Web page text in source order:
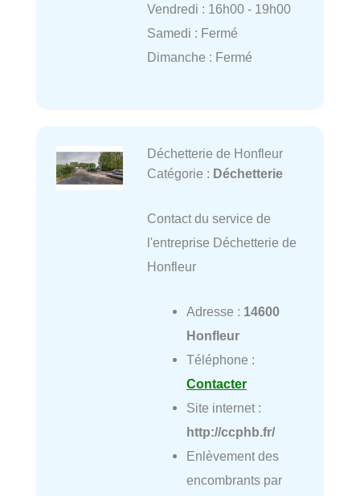
Vendredi : 16h00 - 19h00
Samedi : Fermé
Dimanche : Fermé
Déchetterie de Honfleur
Catégorie : Déchetterie
Contact du service de
l'entreprise Déchetterie de
Honfleur
Adresse : 14600
Honfleur
Téléphone :
Contacter
Site internet :
http://ccphb.fr/
Enlèvement des
encombrants par